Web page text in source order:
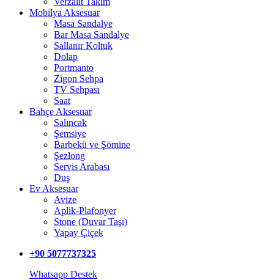
Mobilya Aksesuar
Masa Sandalye
Bar Masa Sandalye
Sallanır Koltuk
Dolap
Portmanto
Zigon Sehpa
TV Sehpası
Saat
Bahçe Aksesuar
Salıncak
Şemsiye
Barbekü ve Şömine
Şezlong
Servis Arabası
Duş
Ev Aksesuar
Avize
Aplik-Plafonyer
Stone (Duvar Taşı)
Yapay Çiçek
+90 5077737325
Whatsapp Destek